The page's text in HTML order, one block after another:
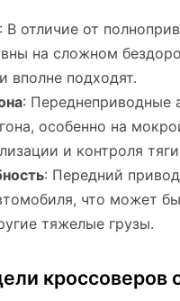
: В отличие от
на сложном
вполне подходят.
: Переднеприводные
особенно на
и контроля
: Передний
что может
тяжелые грузы.
кроссоверов